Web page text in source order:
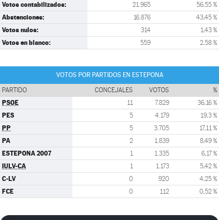
Votos contabilizados: 21.965 56,55 %
Abstenciones: 16.876 43,45 %
Votos nulos: 314 1,43 %
Votos en blanco: 559 2,58 %
VOTOS POR PARTIDOS EN ESTEPONA
PARTIDO CONCEJALES VOTOS %
PSOE 11 7.829 36,16 %
PES 5 4.179 19,3 %
PP 5 3.705 17,11 %
PA 2 1.839 8,49 %
ESTEPONA 2007 1 1.335 6,17 %
IULV-CA 1 1.173 5,42 %
C-LV 0 920 4,25 %
FCE 0 112 0,52 %